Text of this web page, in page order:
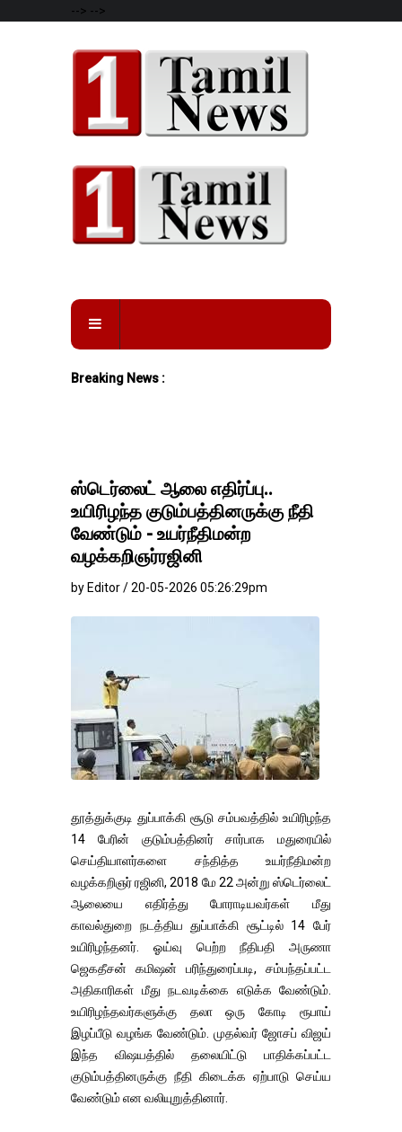
--> -->
Breaking News :
ஸ்டெர்லைட் ஆலை எதிர்ப்பு..
உயிரிழந்த குடும்பத்தினருக்கு நீதி
வேண்டும் - உயர்நீதிமன்ற
வழக்கறிஞர்ரஜினி
by Editor / 20-05-2026 05:26:29pm
தூத்துக்குடி துப்பாக்கி சூடு சம்பவத்தில் உயிரிழந்த
14 பேரின் குடும்பத்தினர் சார்பாக மதுரையில்
செய்தியாளர்களை சந்தித்த உயர்நீதிமன்ற
வழக்கறிஞர் ரஜினி, 2018 மே 22 அன்று ஸ்டெர்லைட்
ஆலையை எதிர்த்து போராடியவர்கள் மீது
காவல்துறை நடத்திய துப்பாக்கி சூட்டில் 14 பேர்
உயிரிழந்தனர். ஓய்வு பெற்ற நீதிபதி அருணா
ஜெகதீசன் கமிஷன் பரிந்துரைப்படி, சம்பந்தப்பட்ட
அதிகாரிகள் மீது நடவடிக்கை எடுக்க வேண்டும்.
உயிரிழந்தவர்களுக்கு தலா ஒரு கோடி ரூபாய்
இழப்பீடு வழங்க வேண்டும். முதல்வர் ஜோசப் விஜய்
இந்த விஷயத்தில் தலையிட்டு பாதிக்கப்பட்ட
குடும்பத்தினருக்கு நீதி கிடைக்க ஏற்பாடு செய்ய
வேண்டும் என வலியுறுத்தினார்.